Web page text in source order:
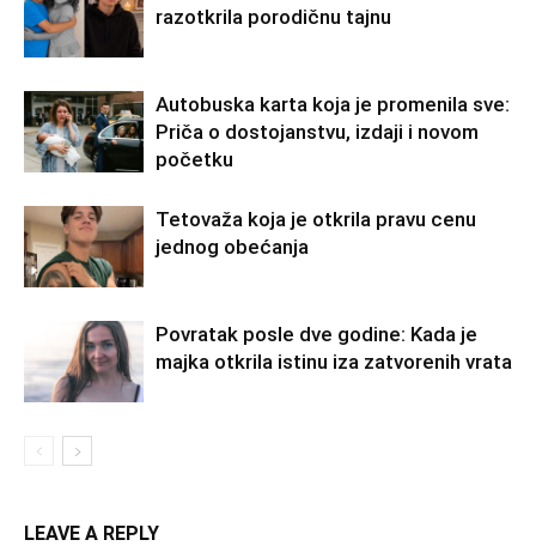
razotkrila porodičnu tajnu
Autobuska karta koja je promenila sve:
Priča o dostojanstvu, izdaji i novom
početku
Tetovaža koja je otkrila pravu cenu
jednog obećanja
Povratak posle dve godine: Kada je
majka otkrila istinu iza zatvorenih vrata
LEAVE A REPLY